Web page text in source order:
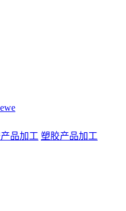
品加工 塑胶产品加工